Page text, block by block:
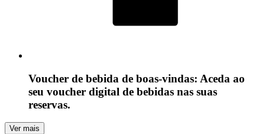
Voucher de bebida de boas-vindas: Aceda ao
seu voucher digital de bebidas nas suas
reservas.
Ver mais